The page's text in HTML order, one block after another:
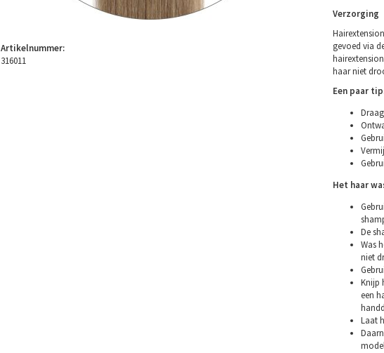
Verzorging
gevoed via
haar niet
Een paar
Het haar
De
Was
niet
Knijp
een
Laat
Artikelnummer:
316011